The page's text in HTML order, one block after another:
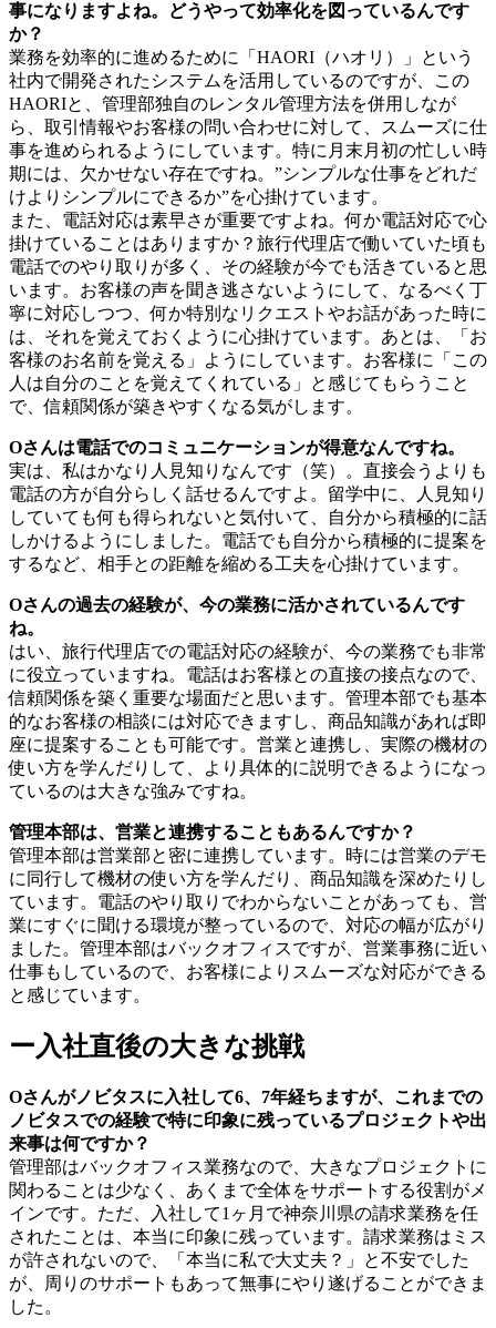
事になりますよね。どうやって効率化を図っているんです
か？
業務を効率的に進めるために「HAORI（ハオリ）」という
社内で開発されたシステムを活用しているのですが、この
HAORIと、管理部独自のレンタル管理方法を併用しなが
ら、取引情報やお客様の問い合わせに対して、スムーズに仕
事を進められるようにしています。特に月末月初の忙しい時
期には、欠かせない存在ですね。”シンプルな仕事をどれだ
けよりシンプルにできるか”を心掛けています。
また、電話対応は素早さが重要ですよね。何か電話対応で心
掛けていることはありますか？旅行代理店で働いていた頃も
電話でのやり取りが多く、その経験が今でも活きていると思
います。お客様の声を聞き逃さないようにして、なるべく丁
寧に対応しつつ、何か特別なリクエストやお話があった時に
は、それを覚えておくように心掛けています。あとは、「お
客様のお名前を覚える」ようにしています。お客様に「この
人は自分のことを覚えてくれている」と感じてもらうこと
で、信頼関係が築きやすくなる気がします。
Oさんは電話でのコミュニケーションが得意なんですね。
実は、私はかなり人見知りなんです（笑）。直接会うよりも
電話の方が自分らしく話せるんですよ。留学中に、人見知り
していても何も得られないと気付いて、自分から積極的に話
しかけるようにしました。電話でも自分から積極的に提案を
するなど、相手との距離を縮める工夫を心掛けています。
Oさんの過去の経験が、今の業務に活かされているんです
ね。
はい、旅行代理店での電話対応の経験が、今の業務でも非常
に役立っていますね。電話はお客様との直接の接点なので、
信頼関係を築く重要な場面だと思います。管理本部でも基本
的なお客様の相談には対応できますし、商品知識があれば即
座に提案することも可能です。営業と連携し、実際の機材の
使い方を学んだりして、より具体的に説明できるようになっ
ているのは大きな強みですね。
管理本部は、営業と連携することもあるんですか？
管理本部は営業部と密に連携しています。時には営業のデモ
に同行して機材の使い方を学んだり、商品知識を深めたりし
ています。電話のやり取りでわからないことがあっても、営
業にすぐに聞ける環境が整っているので、対応の幅が広がり
ました。管理本部はバックオフィスですが、営業事務に近い
仕事もしているので、お客様によりスムーズな対応ができる
と感じています。
ー入社直後の大きな挑戦
Oさんがノビタスに入社して6、7年経ちますが、これまでの
ノビタスでの経験で特に印象に残っているプロジェクトや出
来事は何ですか？
管理部はバックオフィス業務なので、大きなプロジェクトに
関わることは少なく、あくまで全体をサポートする役割がメ
インです。ただ、入社して1ヶ月で神奈川県の請求業務を任
されたことは、本当に印象に残っています。請求業務はミス
が許されないので、「本当に私で大丈夫？」と不安でした
が、周りのサポートもあって無事にやり遂げることができま
した。